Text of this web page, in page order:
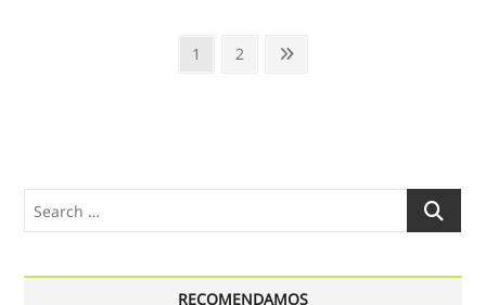
Page
1 Page
2
Next
Search
…
RECOMENDAMOS